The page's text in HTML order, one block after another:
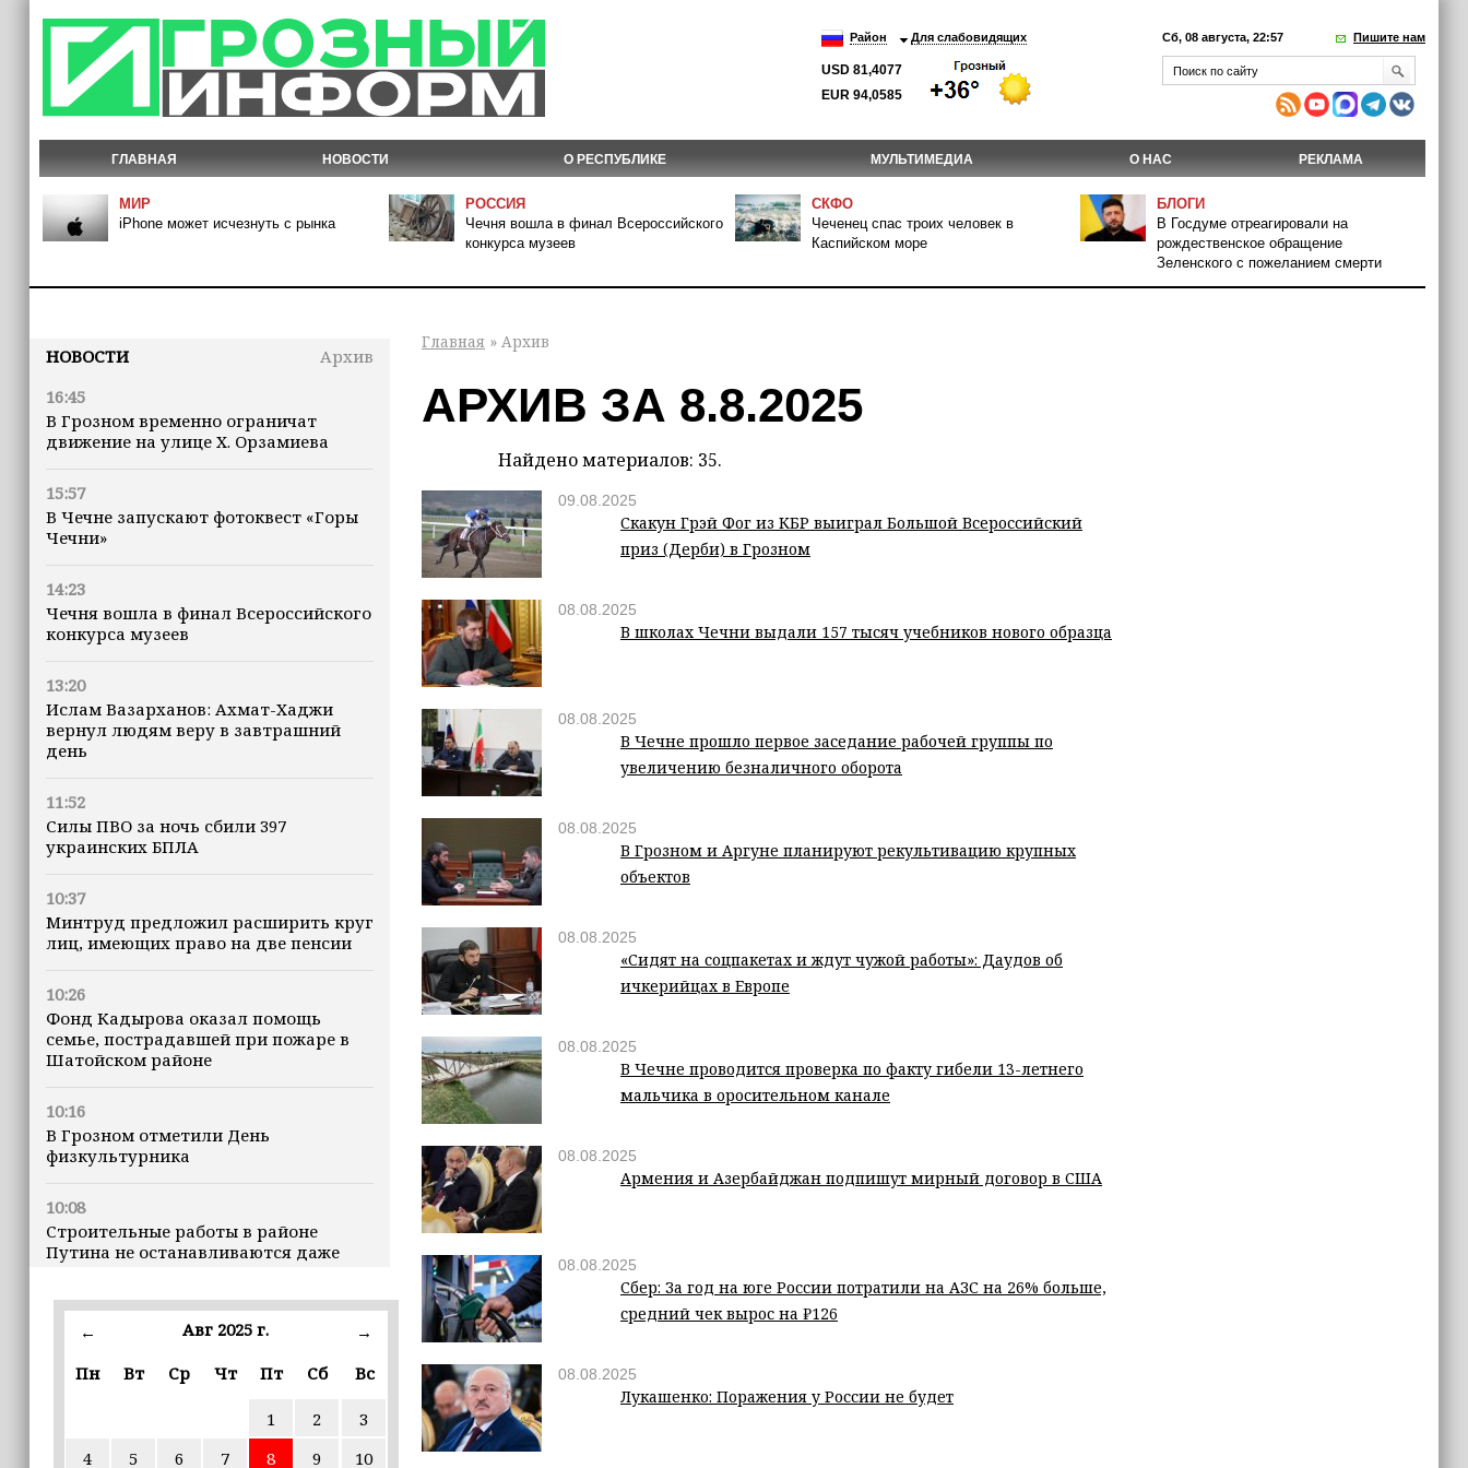
Район Для слабовидящих
USD 81,4077
EUR 94,0585
Сб, 08 августа, 22:57 Пишите нам
ГЛАВНАЯ НОВОСТИ О РЕСПУБЛИКЕ МУЛЬТИМЕДИА О НАС РЕКЛАМА
МИР
iPhone может исчезнуть с рынка
РОССИЯ
Чечня вошла в финал Всероссийского
конкурса музеев
СКФО
Чеченец спас троих человек в
Каспийском море
БЛОГИ
В Госдуме отреагировали на
рождественское обращение
Зеленского с пожеланием смерти
НОВОСТИ
Архив
16:45
В Грозном временно ограничат
движение на улице Х. Орзамиева
15:57
В Чечне запускают фотоквест «Горы
Чечни»
14:23
Чечня вошла в финал Всероссийского
конкурса музеев
13:20
Ислам Вазарханов: Ахмат-Хаджи
вернул людям веру в завтрашний
день
11:52
Силы ПВО за ночь сбили 397
украинских БПЛА
10:37
Минтруд предложил расширить круг
лиц, имеющих право на две пенсии
10:26
Фонд Кадырова оказал помощь
семье, пострадавшей при пожаре в
Шатойском районе
10:16
В Грозном отметили День
физкультурника
10:08
Строительные работы в районе
Путина не останавливаются даже
марта
В пяти школах столицы обновляют
← Авг 2025 г.
→
Пн
Вт Ср Чт Пт Сб Вс
1 2
3
4
5 6 7 8 9 10
Главная » Архив
АРХИВ ЗА 8.8.2025
Найдено материалов: 35.
09.08.2025
Скакун Грэй Фог из КБР выиграл Большой Всероссийский
приз (Дерби) в Грозном
08.08.2025
В школах Чечни выдали 157 тысяч учебников нового образца
08.08.2025
В Чечне прошло первое заседание рабочей группы по
увеличению безналичного оборота
08.08.2025
В Грозном и Аргуне планируют рекультивацию крупных
объектов
08.08.2025
«Сидят на соцпакетах и ждут чужой работы»: Даудов об
ичкерийцах в Европе
08.08.2025
В Чечне проводится проверка по факту гибели 13-летнего
мальчика в оросительном канале
08.08.2025
Армения и Азербайджан подпишут мирный договор в США
08.08.2025
Сбер: За год на юге России потратили на АЗС на 26% больше,
средний чек вырос на ₽126
08.08.2025
Лукашенко: Поражения у России не будет